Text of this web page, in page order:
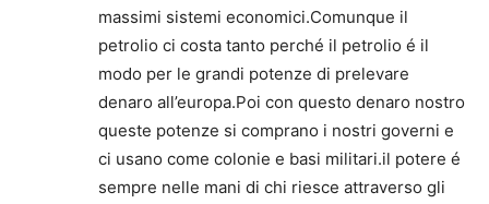
massimi sistemi economici.Comunque il
petrolio ci costa tanto perché il petrolio é il
modo per le grandi potenze di prelevare
denaro all’europa.Poi con questo denaro nostro
queste potenze si comprano i nostri governi e
ci usano come colonie e basi militari.il potere é
sempre nelle mani di chi riesce attraverso gli